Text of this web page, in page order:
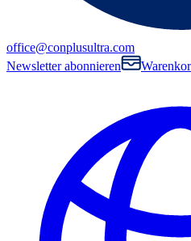
office@conplusultra.com
Newsletter abonnieren